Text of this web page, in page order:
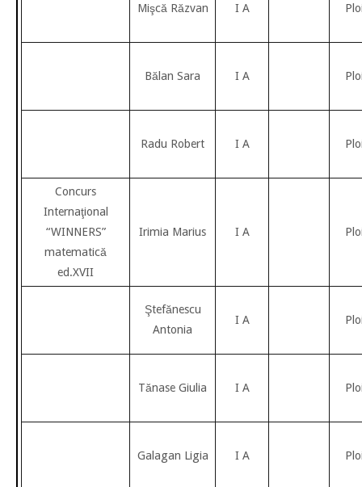
Mişcă Răzvan I A
Bălan Sara I A
Radu Robert I A
Concurs
Internaţional
“WINNERS”
matematică
ed.XVII
Irimia Marius I A
Ştefănescu
Antonia
I A
Tănase Giulia I A
Galagan Ligia I A